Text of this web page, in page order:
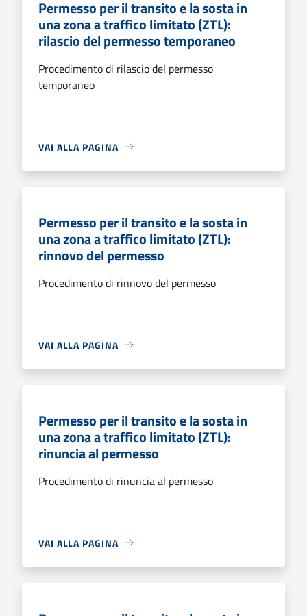
Permesso per il transito e la sosta in
una zona a traffico limitato (ZTL):
rilascio del permesso temporaneo
Procedimento di rilascio del permesso
temporaneo
VAI ALLA PAGINA
Permesso per il transito e la sosta in
una zona a traffico limitato (ZTL):
rinnovo del permesso
Procedimento di rinnovo del permesso
VAI ALLA PAGINA
Permesso per il transito e la sosta in
una zona a traffico limitato (ZTL):
rinuncia al permesso
Procedimento di rinuncia al permesso
VAI ALLA PAGINA